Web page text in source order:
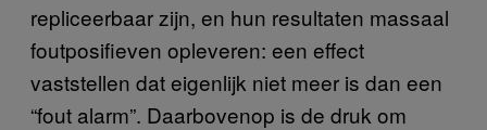
repliceerbaar zijn, en hun resultaten massaal
foutposifieven opleveren: een effect
vaststellen dat eigenlijk niet meer is dan een
“fout alarm”. Daarbovenop is de druk om